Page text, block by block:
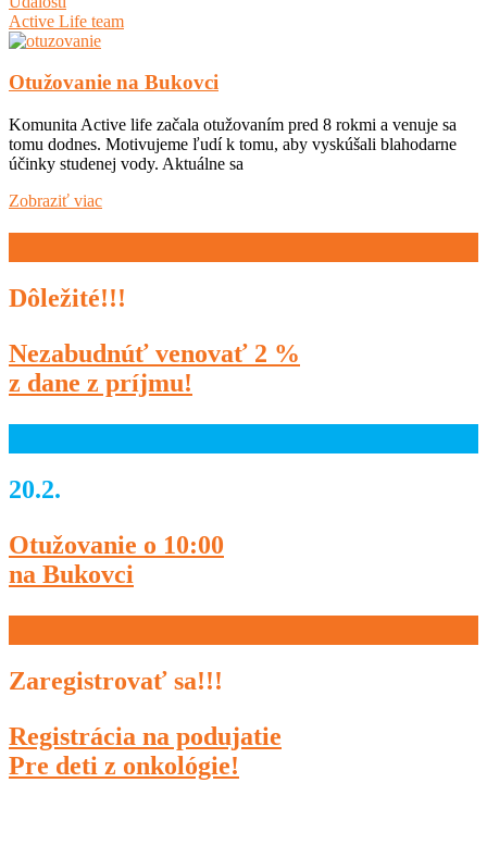
Active Life team
Otužovanie na Bukovci
Komunita Active life začala otužovaním pred 8 rokmi a venuje sa
tomu dodnes. Motivujeme ľudí k tomu, aby vyskúšali blahodarne
účinky studenej vody. Aktuálne sa
Zobraziť viac
Dôležité!!!
Nezabudnúť venovať 2 %
z dane z príjmu!
20.2.
Otužovanie o 10:00
na Bukovci
Zaregistrovať sa!!!
Registrácia na podujatie
Pre deti z onkológie!